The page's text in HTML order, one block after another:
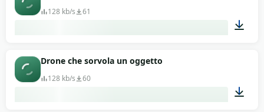
128 kb/s 61
Drone che sorvola un oggetto
128 kb/s 60